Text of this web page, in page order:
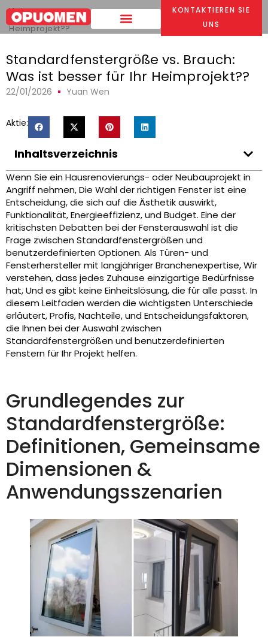
KONTAKTIEREN SIE
UNS
Heim >
Standardfenstergröße vs. Brauch: Was ist besser für Ihr
Heimprojekt??
Standardfenstergröße vs. Brauch:
Was ist besser für Ihr Heimprojekt??
22/01/2026 Yuan Wen
Aktie:
Inhaltsverzeichnis
Wenn Sie ein Hausrenovierungs- oder Neubauprojekt in
Angriff nehmen, Die Wahl der richtigen Fenster ist eine
Entscheidung, die sich auf die Ästhetik auswirkt,
Funktionalität, Energieeffizienz, und Budget. Eine der
kritischsten Debatten bei der Fensterauswahl ist die
Frage zwischen Standardfenstergrößen und
benutzerdefinierten Optionen. Als Türen- und
Fensterhersteller mit langjähriger Branchenexpertise, Wir
verstehen, dass jedes Zuhause einzigartige Bedürfnisse
hat, Und es gibt keine Einheitslösung, die für alle passt. In
diesem Leitfaden werden die wichtigsten Unterschiede
erläutert, Profis, Nachteile, und Entscheidungsfaktoren,
die Ihnen bei der Auswahl zwischen
Standardfenstergrößen und benutzerdefinierten
Fenstern für Ihr Projekt helfen.
Grundlegendes zur
Standardfenstergröße:
Definitionen, Gemeinsame
Dimensionen &
Anwendungsszenarien